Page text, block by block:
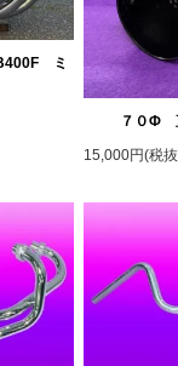
ミ
７０Φ
15,000円(税